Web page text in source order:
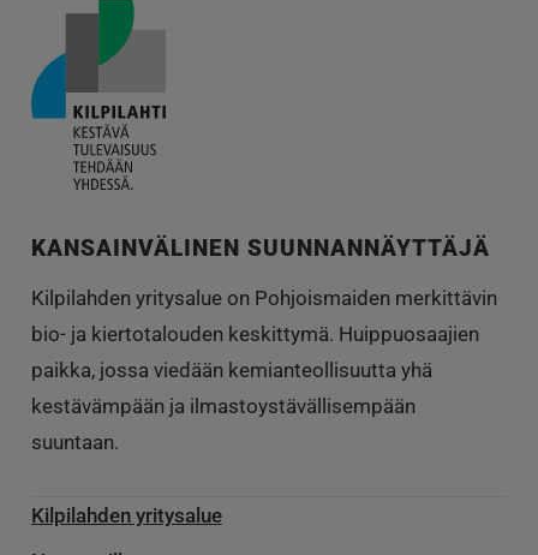
KANSAINVÄLINEN SUUNNANNÄYTTÄJÄ
Kilpilahden yritysalue on Pohjoismaiden merkittävin
bio- ja kiertotalouden keskittymä. Huippuosaajien
paikka, jossa viedään kemianteollisuutta yhä
kestävämpään ja ilmastoystävällisempään
suuntaan.
Kilpilahden yritysalue